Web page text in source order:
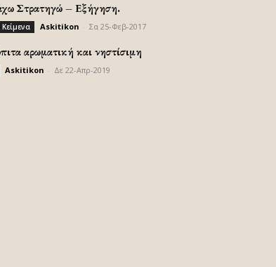
Στρατηγώ – Εξήγηση.
Κείμενα Askitikon Σα 25-Φεβ-2017
αρωματική και νηστίσιμη
Askitikon Δε 22-Απρ-2019